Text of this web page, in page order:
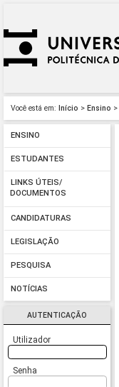
Você está em: Início > Ensino >
ENSINO
ESTUDANTES
LINKS ÚTEIS/
DOCUMENTOS
CANDIDATURAS
LEGISLAÇÃO
PESQUISA
NOTÍCIAS
AUTENTICAÇÃO
Utilizador
Senha